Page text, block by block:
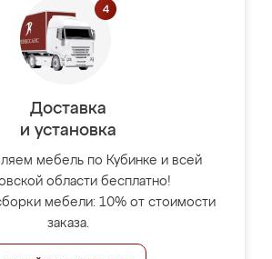
Доставка
и установка
мебель по Кубинке и всей
области бесплатно!
мебели: 10% от стоимости
заказа.